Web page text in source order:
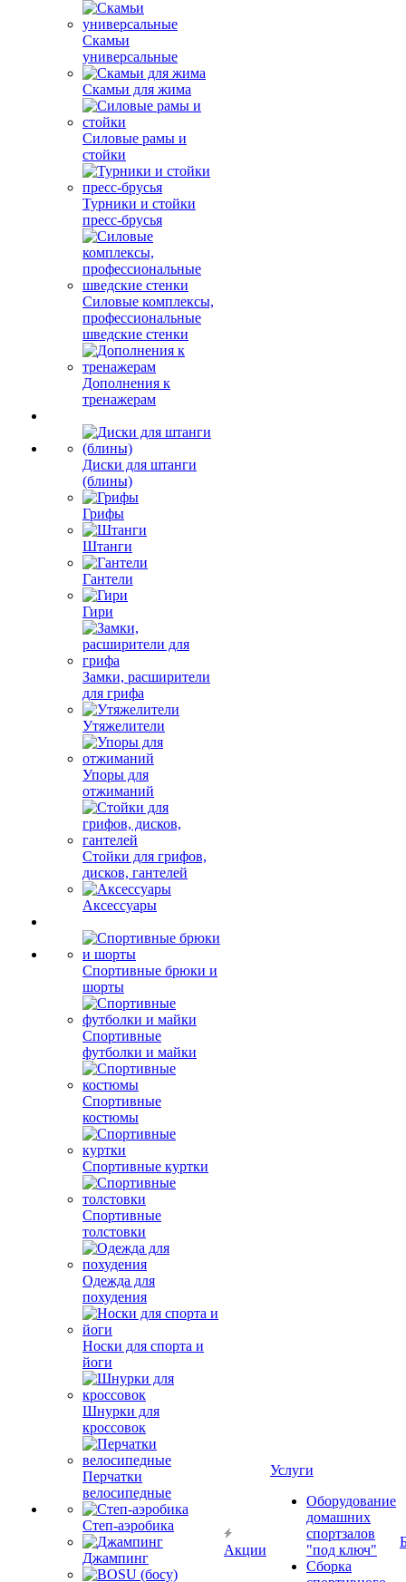
Скамьи
универсальные
Скамьи для жима
Силовые рамы и
стойки
Турники и стойки
пресс-брусья
Силовые комплексы,
профессиональные
шведские стенки
Дополнения к
тренажерам
Диски для штанги
(блины)
Грифы
Штанги
Гантели
Гири
Замки, расширители
для грифа
Утяжелители
Упоры для
отжиманий
Стойки для грифов,
дисков, гантелей
Аксессуары
Спортивные брюки и
шорты
Спортивные
футболки и майки
Спортивные
костюмы
Спортивные куртки
Спортивные
толстовки
Одежда для
похудения
Носки для спорта и
йоги
Шнурки для
кроссовок
Перчатки
велосипедные
Степ-аэробика
Джампинг
Акции
Услуги
Оборудование
домашних
спортзалов
"под ключ"
Сборка